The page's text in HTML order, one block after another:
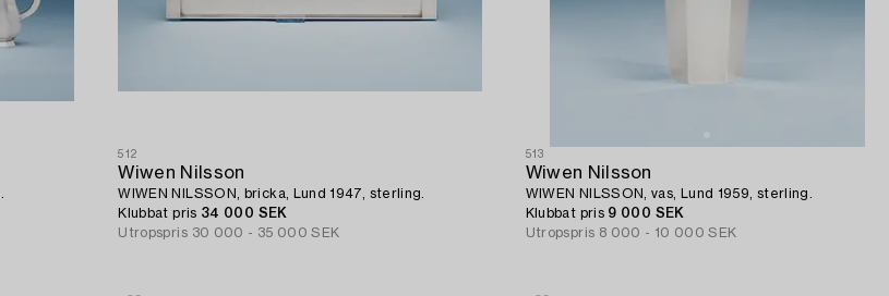
512
Wiwen Nilsson
WIWEN NILSSON, bricka, Lund 1947, sterling.
Klubbat pris 34 000 SEK
Utropspris 30 000 - 35 000 SEK
513
Wiwen Nilsson
WIWEN NILSSON, vas, Lund 1959, sterling.
Klubbat pris 9 000 SEK
Utropspris 8 000 - 10 000 SEK